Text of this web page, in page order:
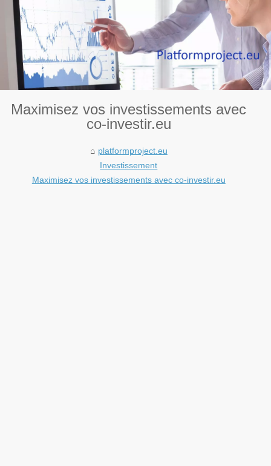
Maximisez vos investissements avec
co-investir.eu
platformproject.eu
Investissement
Maximisez vos investissements avec co-investir.eu